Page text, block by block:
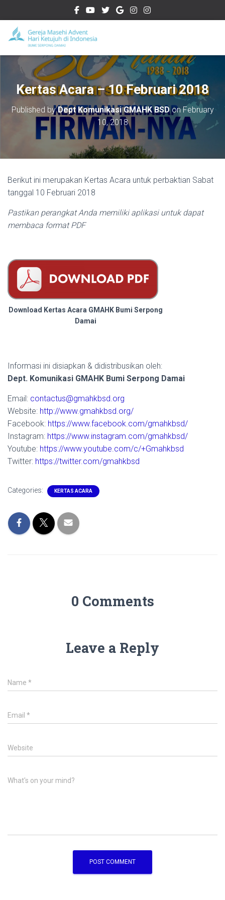
Kertas Acara – 10 Februari 2018
Published byDept Komunikasi GMAHK BSDonFebruary
10, 2018
Berikut ini merupakan Kertas Acara untuk perbaktian Sabat
tanggal 10 Februari 2018
Pastikan perangkat Anda memiliki aplikasi untuk dapat
membaca format PDF
Download Kertas Acara GMAHK Bumi Serpong
Damai
Informasi ini disiapkan & didistribusikan oleh:
Dept. Komunikasi GMAHK Bumi Serpong Damai
Email: contactus@gmahkbsd.org
Website: http://www.gmahkbsd.org/
Facebook: https://www.facebook.com/gmahkbsd/
Instagram: https://www.instagram.com/gmahkbsd/
Youtube: https://www.youtube.com/c/+Gmahkbsd
Twitter: https://twitter.com/gmahkbsd
Categories: KERTAS ACARA
0 Comments
Leave a Reply
Name *
Email *
Website
What's on your mind?